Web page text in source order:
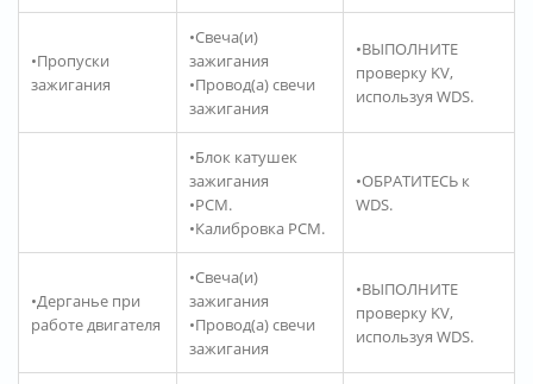
•Пропуски
зажигания
•Свеча(и)
зажигания
•Провод(а) свечи
зажигания
•ВЫПОЛНИТЕ
проверку KV,
используя WDS.
•Блок катушек
зажигания
•PCM.
•Калибровка PCM.
•ОБРАТИТЕСЬ к
WDS.
•Дерганье при
работе двигателя
•Свеча(и)
зажигания
•Провод(а) свечи
зажигания
•ВЫПОЛНИТЕ
проверку KV,
используя WDS.